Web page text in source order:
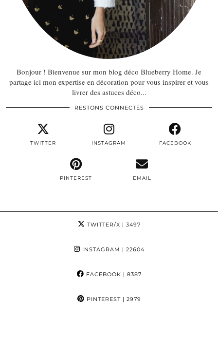
Bonjour ! Bienvenue sur mon blog déco Blueberry Home. Je
partage ici mon expertise en décoration pour vous inspirer et vous
livrer des astuces déco...
RESTONS CONNECTÉS
TWITTER INSTAGRAM FACEBOOK
PINTEREST EMAIL
TWITTER/X | 3497
INSTAGRAM | 22604
FACEBOOK | 8387
PINTEREST| 2979